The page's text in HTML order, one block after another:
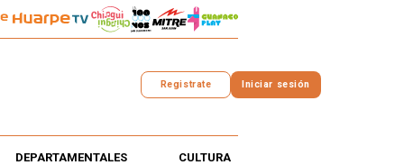
Registrate Iniciar sesión
DEPARTAMENTALES CULTURA